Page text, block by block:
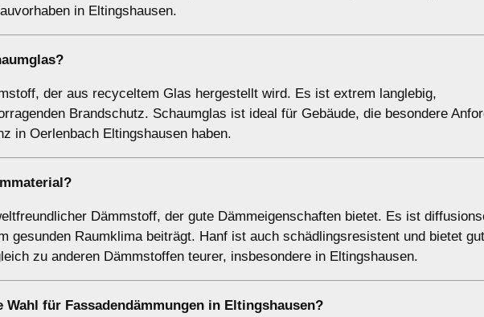
in Eltingshausen.
?
der aus recyceltem Glas hergestellt wird. Es ist extrem langlebig,
Brandschutz. Schaumglas ist ideal für Gebäude, die besondere
in Oerlenbach Eltingshausen haben.
Dämmstoff, der gute Dämmeigenschaften bietet. Es ist
gesunden Raumklima beiträgt. Hanf ist auch schädlingsresistent und bietet
zu anderen Dämmstoffen teurer, insbesondere in Eltingshausen.
Wahl für Fassadendämmungen in Eltingshausen?